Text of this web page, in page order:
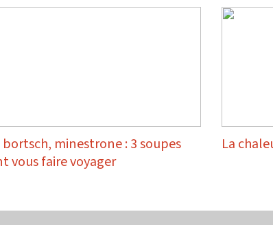
bortsch, minestrone : 3 soupes
vous faire voyager
La